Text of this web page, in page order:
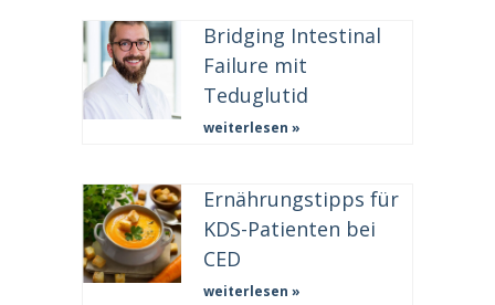
Bridging Intestinal
Failure mit
Teduglutid
weiterlesen »
Ernährungstipps für
KDS-Patienten bei
CED
weiterlesen »